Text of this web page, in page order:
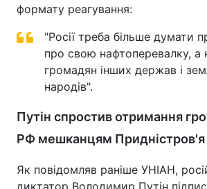
формату реагування:
"Росії треба більше думати
про свою нафтоперевалку, а
громадян інших держав і
народів".
Путін спростив отримання
РФ мешканцям Придністров'я
Як повідомляв раніше УНІАН,
диктатор Володимир Путін